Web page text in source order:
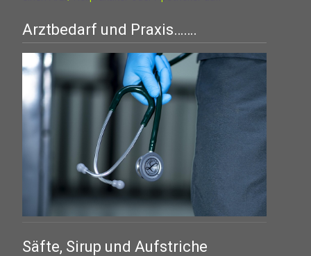
Arztbedarf und Praxis…….
Säfte, Sirup und Aufstriche